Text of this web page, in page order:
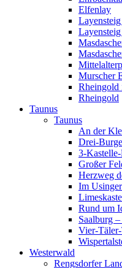
Elfenlay
Murscher
Rheingold
Rheingold
Taunus
Taunus
An der
Drei-
3-
Großer
Herzweg
Im
Rund um
Saalburg
Vier-
Westerwald
Rengsdorfer